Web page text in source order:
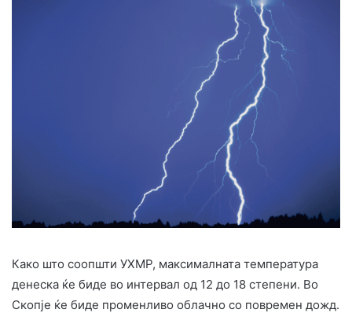
Како што соопшти УХМР, максималната температура
денеска ќе биде во интервал од 12 до 18 степени. Во
Скопје ќе биде променливо облачно со повремен дожд.